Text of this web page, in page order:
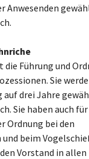
Führung und
Sie
drei Jahre
Sie haben auch für
Ordnung bei den
beim
Vorstand in allen